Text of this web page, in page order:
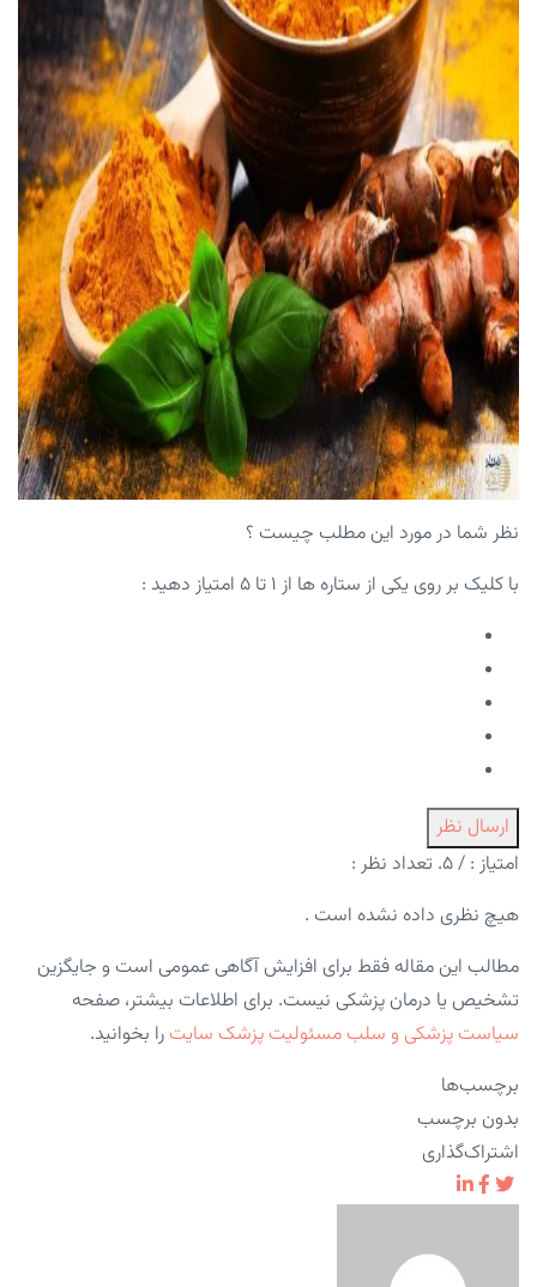
نظر شما در مورد این مطلب چیست ؟
با کلیک بر روی یکی از ستاره ها از ۱ تا ۵ امتیاز دهید :
ارسال نظر
امتیاز : / ۵. تعداد نظر :
هیچ نظری داده نشده است .
مطالب این مقاله فقط برای افزایش آگاهی عمومی است و جایگزین
تشخیص یا درمان پزشکی نیست. برای اطلاعات بیشتر، صفحه
سیاست پزشکی و سلب مسئولیت پزشک سایت را بخوانید.
برچسب‌ها
بدون برچسب
اشتراک‌گذاری